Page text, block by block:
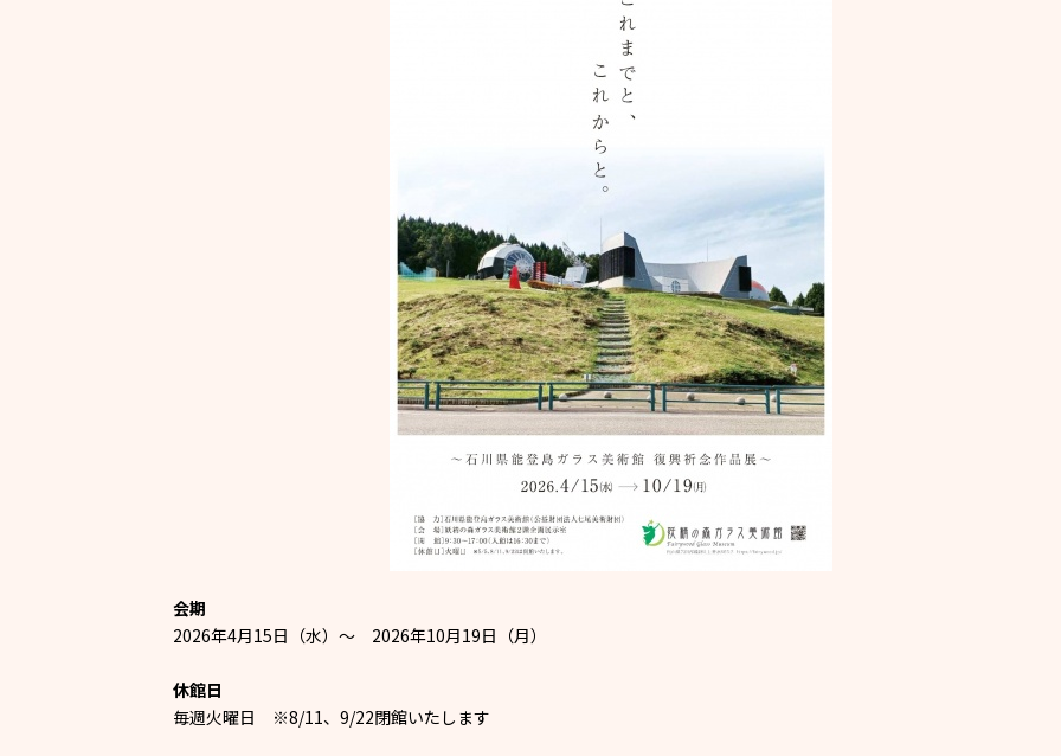
会期
2026年4月15日（水）～ 2026年10月19日（月）
休館日
毎週火曜日 ※8/11、9/22閉館いたします